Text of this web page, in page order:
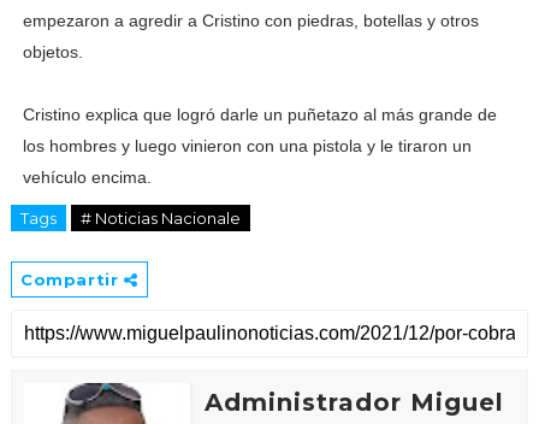
empezaron a agredir a Cristino con piedras, botellas y otros
objetos.
Cristino explica que logró darle un puñetazo al más grande de
los hombres y luego vinieron con una pistola y le tiraron un
vehículo encima.
Tags # Noticias Nacionale
Compartir
Administrador Miguel